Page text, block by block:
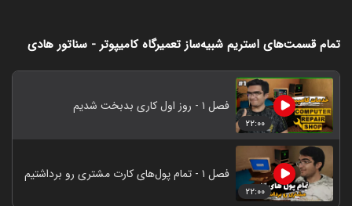
تمام قسمت‌های استریم شبیه‌ساز تعمیرگاه کامیپوتر - سناتور هادی
۲۲:۰۰
فصل ۱ - روز اول کاری بدبخت شدیم
۲۲:۰۰
فصل ۱ - تمام پول‌های کارت مشتری رو برداشتیم